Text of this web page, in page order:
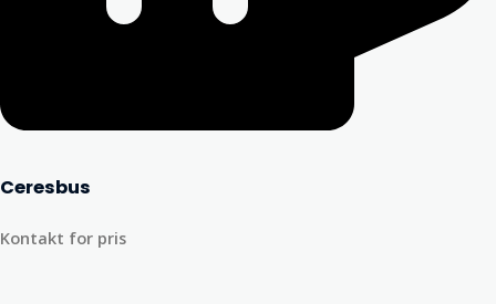
Ceresbus
Kontakt for pris